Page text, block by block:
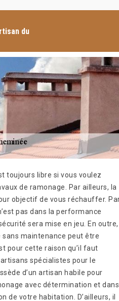
du
toujours libre si vous voulez
de ramonage. Par ailleurs, la
objectif de vous réchauffer.
pas dans la performance
sera mise en jeu. En outre,
sans maintenance peut être
pour cette raison qu’il faut
spécialistes pour le
d’un artisan habile pour
avec détermination et dans
de votre habitation. D’ailleurs, il